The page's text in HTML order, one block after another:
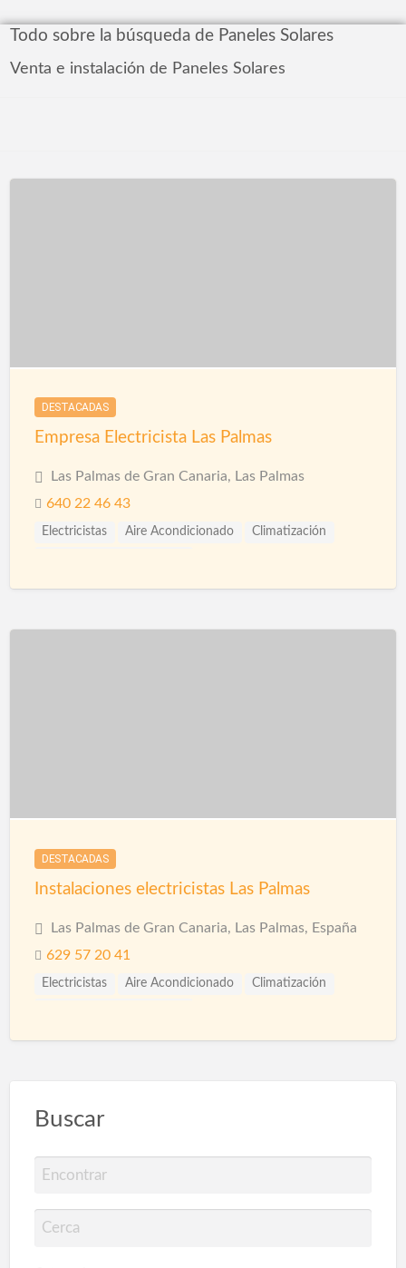
Todo sobre la búsqueda de Paneles Solares
Venta e instalación de Paneles Solares
DESTACADAS
Empresa Electricista Las Palmas
Las Palmas de Gran Canaria, Las Palmas
640 22 46 43
Electricistas Aire Acondicionado Climatización
DESTACADAS
Instalaciones electricistas Las Palmas
Las Palmas de Gran Canaria, Las Palmas, España
629 57 20 41
Electricistas Aire Acondicionado Climatización
Buscar